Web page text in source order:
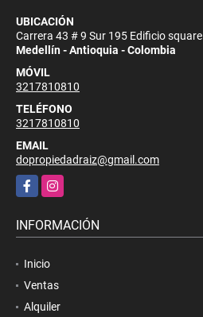
UBICACIÓN
Carrera 43 # 9 Sur 195 Edificio square
Medellín - Antioquia - Colombia
MÓVIL
3217810810
TELÉFONO
3217810810
EMAIL
dopropiedadraiz@gmail.com
FacebookInstagram
INFORMACIÓN
Inicio
Ventas
Alquiler